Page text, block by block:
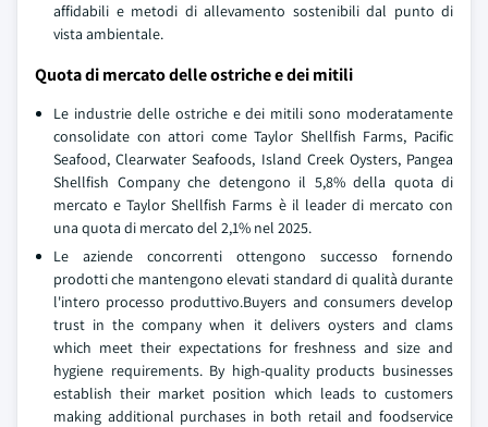
affidabili e metodi di allevamento sostenibili dal punto di
vista ambientale.
Quota di mercato delle ostriche e dei mitili
Le industrie delle ostriche e dei mitili sono moderatamente
consolidate con attori come Taylor Shellfish Farms, Pacific
Seafood, Clearwater Seafoods, Island Creek Oysters, Pangea
Shellfish Company che detengono il 5,8% della quota di
mercato e Taylor Shellfish Farms è il leader di mercato con
una quota di mercato del 2,1% nel 2025.
Le aziende concorrenti ottengono successo fornendo
prodotti che mantengono elevati standard di qualità durante
l'intero processo produttivo.Buyers and consumers develop
trust in the company when it delivers oysters and clams
which meet their expectations for freshness and size and
hygiene requirements. By high-quality products businesses
establish their market position which leads to customers
making additional purchases in both retail and foodservice